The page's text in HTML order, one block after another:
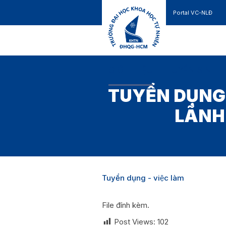
Portal VC-NLĐ
TUYỂN
Tuyển dụng - việc làm
File đính kèm.
Post Views: 102